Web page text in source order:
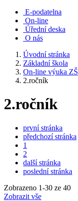
E-podatelna
On-line
Úřední deska
O nás
Úvodní stránka
Základní škola
On-line výuka ZŠ
2.ročník
2.ročník
první stránka
předchozí stránka
1
2
další stránka
poslední stránka
Zobrazeno 1-30 ze 40
Zobrazit vše